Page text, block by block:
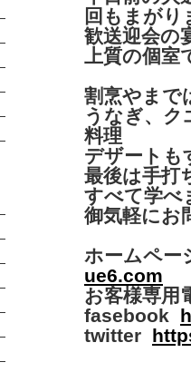
回もまがり
歓送迎会の
上質の個室
割烹やまで
うなぎ、ク
料理
デザートも
最後は手
すべて学べ
御気軽にお
ホームペー
ue6.com
お客様専用
fasebook
twitter